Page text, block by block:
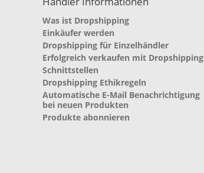
Was ist Dropshipping
Einkäufer werden
Dropshipping für Einzelhändler
Erfolgreich verkaufen mit Dropshipping
Schnittstellen
Dropshipping Ethikregeln
Automatische E-Mail Benachrichtigung
bei neuen Produkten
Produkte abonnieren